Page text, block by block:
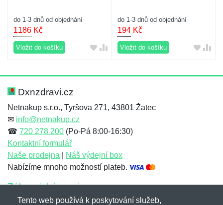
do 1-3 dnů od objednání
1186 Kč
Vložit do košíku
do 1-3 dnů od objednání
194Kč
Vložit do košíku
Dxnzdravi.cz
Netnakup s.r.o., Tyršova 271, 43801 Žatec
✉ info@netnakup.cz
☎ 720 278 200 (Po-Pá 8:00-16:30)
Kontaktní formulář
Naše prodejna
Náš výdejní box
Nabízíme mnoho možností plateb.
Zákaznický servis
Novinky emailem
Tento web používá k poskytování služeb,